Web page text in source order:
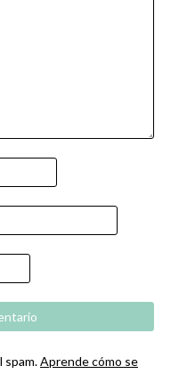
spam.Aprende cómo se